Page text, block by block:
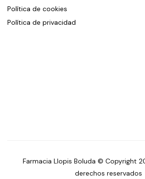
Política de cookies
Política de privacidad
Farmacia Llopis Boluda © Copyright
derechos reservados